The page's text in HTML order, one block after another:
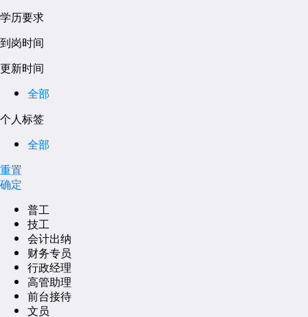
学历要求
到岗时间
更新时间
全部
个人标签
全部
重置
确定
普工
技工
会计出纳
财务专员
行政经理
高管助理
前台接待
文员